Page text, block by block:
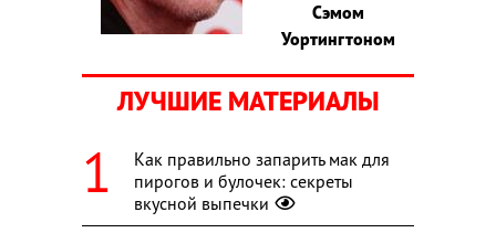
Сэмом
Уортингтоном
ЛУЧШИЕ МАТЕРИАЛЫ
Как правильно запарить мак для
пирогов и булочек: секреты
вкусной выпечки